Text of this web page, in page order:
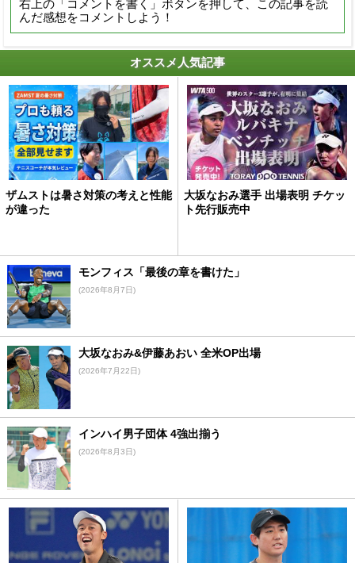
右上の「コメントを書く」ボタンを押して、この記事を読
んだ感想をコメントしよう！
オススメ人気記事
ザムストは暑さ対策の考えと性能
が違った
大坂なおみ選手 出場表明 チケッ
ト先行販売中
モンフィス「最後の章を書けた」
(2026年8月7日)
大坂なおみ&伊藤あおい 全米OP出場
(2026年7月22日)
インハイ男子団体 4強出揃う
(2026年8月3日)